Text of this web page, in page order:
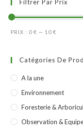
Filtrer Par Prix
PRIX : 0 € — 10 €
Catégories De
A la une
Environnement
Foresterie &
Observation &